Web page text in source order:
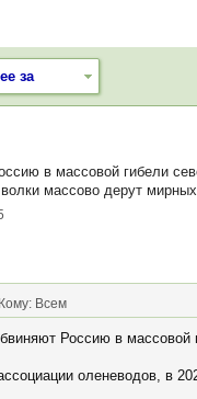
за
в массовой гибели
массово дерут
Всем
Россию в массовой
оленеводов, в